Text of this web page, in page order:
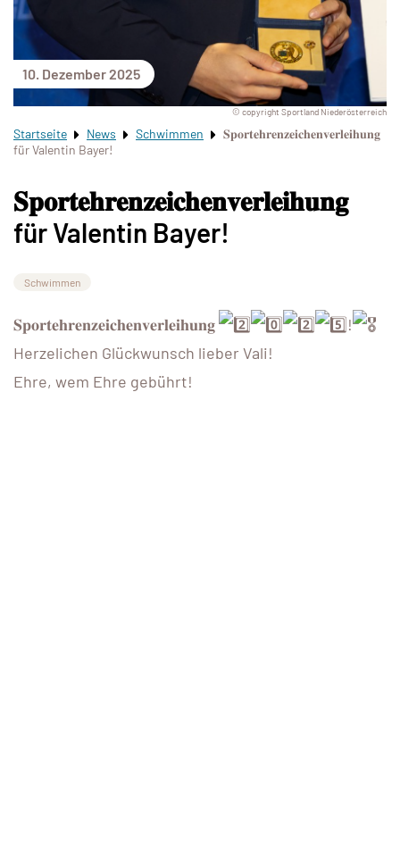
10. Dezember 2025
© copyright Sportland Niederösterreich
Startseite News Schwimmen
𝐒𝐩𝐨𝐫𝐭𝐞𝐡𝐫𝐞𝐧𝐳𝐞𝐢𝐜𝐡𝐞𝐧𝐯𝐞𝐫𝐥𝐞𝐢𝐡𝐮𝐧𝐠
für Valentin Bayer!
𝐒𝐩𝐨𝐫𝐭𝐞𝐡𝐫𝐞𝐧𝐳𝐞𝐢𝐜𝐡𝐞𝐧𝐯𝐞𝐫𝐥𝐞𝐢𝐡𝐮𝐧𝐠
für Valentin Bayer!
Schwimmen
𝐒𝐩𝐨𝐫𝐭𝐞𝐡𝐫𝐞𝐧𝐳𝐞𝐢𝐜𝐡𝐞𝐧𝐯𝐞𝐫𝐥𝐞𝐢𝐡𝐮𝐧𝐠
!
Herzelichen Glückwunsch lieber Vali!
Ehre, wem Ehre gebührt!